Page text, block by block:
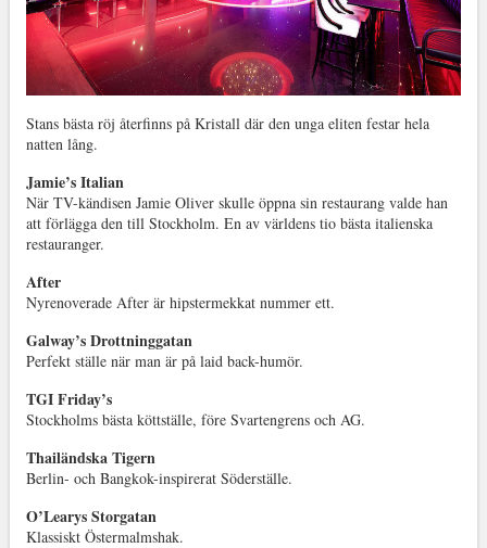
Stans bästa röj återfinns på Kristall där den unga eliten festar hela
natten lång.
Jamie’s Italian
När TV-kändisen Jamie Oliver skulle öppna sin restaurang valde han
att förlägga den till Stockholm. En av världens tio bästa italienska
restauranger.
After
Nyrenoverade After är hipstermekkat nummer ett.
Galway’s Drottninggatan
Perfekt ställe när man är på laid back-humör.
TGI Friday’s
Stockholms bästa köttställe, före Svartengrens och AG.
Thailändska Tigern
Berlin- och Bangkok-inspirerat Söderställe.
O’Learys Storgatan
Klassiskt Östermalmshak.